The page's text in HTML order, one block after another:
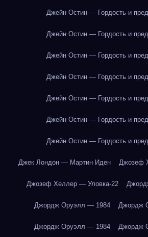
Джейн Остин — Гордость и
Джейн Остин — Гордость и
Джейн Остин — Гордость и
Джейн Остин — Гордость и
Джейн Остин — Гордость и
Джейн Остин — Гордость и
Джейн Остин — Гордость и
Джек Лондон — Мартин Иден Джозеф
Джозеф Хеллер — Уловка-22
Джордж Оруэлл — 1984 Джордж
Джордж Оруэлл — 1984 Джордж